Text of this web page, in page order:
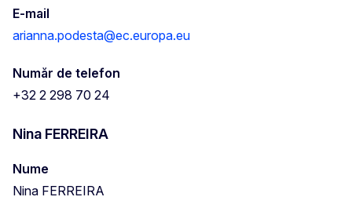
E-mail
arianna.podesta@ec.europa.eu
Număr de telefon
+32 2 298 70 24
Nina FERREIRA
Nume
Nina FERREIRA